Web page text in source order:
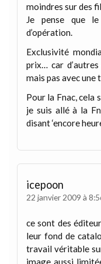
moindres sur des
Je pense que
d’opération.
Exclusivité
prix… car
mais pas avec
Pour la Fnac, cela
je suis allé à la
disant ‘encore
icepoon
22 janvier 2009 à
ce sont des
leur fond de
travail véritable
image aussi